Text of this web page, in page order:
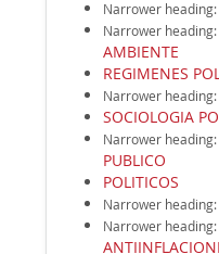
Narrower heading:
Narrower heading:
AMBIENTE
REGIMENES
Narrower heading:
SOCIOLOGIA
Narrower heading:
PUBLICO
POLITICOS
Narrower heading:
Narrower heading: